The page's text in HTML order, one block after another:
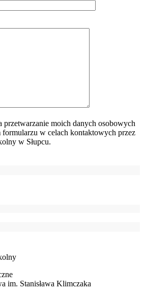
przetwarzanie moich danych osobowych
w celach kontaktowych przez
w Słupcu.
im. Stanisława Klimczaka